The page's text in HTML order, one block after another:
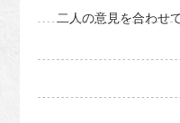
二人の意見を合わせ